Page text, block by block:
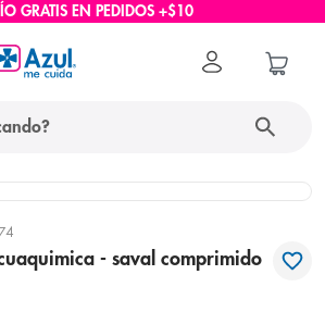
GRATIS EN PEDIDOS +$10
- saval comprimido
buscados